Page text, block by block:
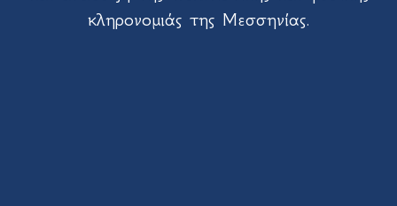
κληρονομιάς της Μεσσηνίας.